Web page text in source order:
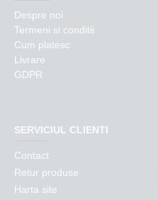
Despre noi
Termeni si conditii
Cum platesc
Livrare
GDPR
SERVICIUL CLIENTI
Contact
Retur produse
Harta site